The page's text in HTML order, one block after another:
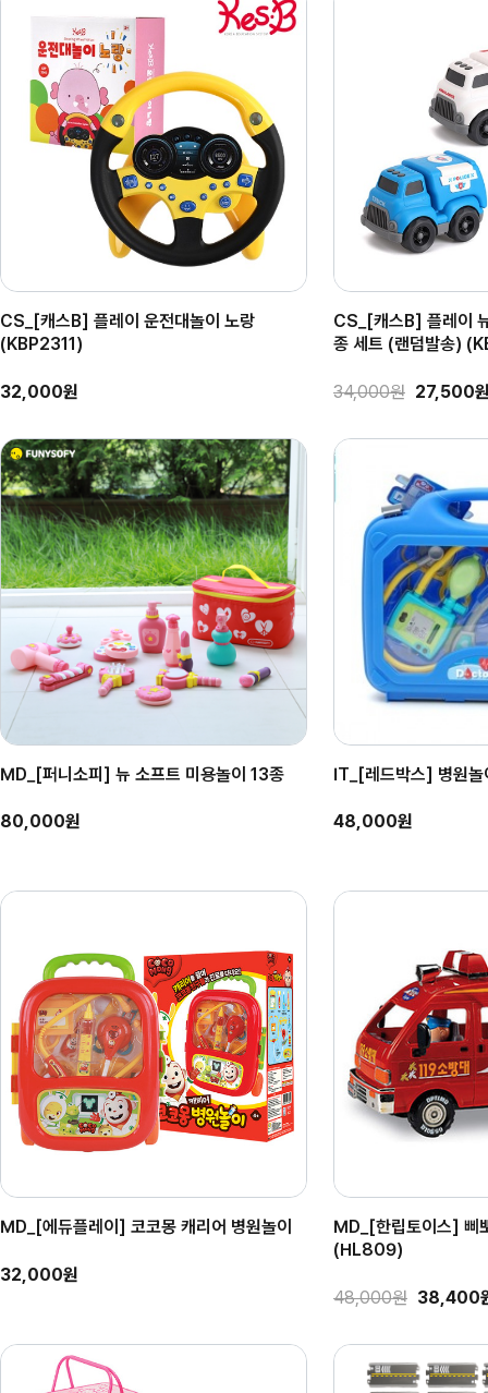
CS_[캐스B] 플레이 운전대놀이 노랑
(KBP2311)
32,000원
CS_[캐스B] 플레이
종 세트 (랜덤발송)
34,000원 27,500
MD_[퍼니소피] 뉴 소프트 미용놀이 13종
80,000원
IT_[레드박스] 병원
48,000원
MD_[에듀플레이] 코코몽 캐리어 병원놀이
32,000원
MD_[한립토이스] 삐
(HL809)
48,000원 38,400